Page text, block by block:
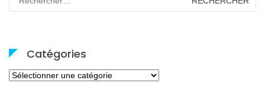
Catégories
Catégories